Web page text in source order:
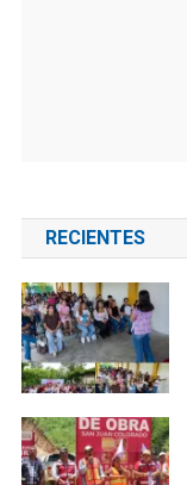
RECIENTES